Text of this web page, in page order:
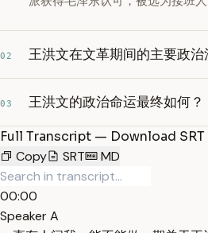
02 王洪文在文革期间的主要政治
03 王洪文的政治命运最终如何？
Full Transcript — Download SRT
Copy
SRT MD
00:00
Speaker A